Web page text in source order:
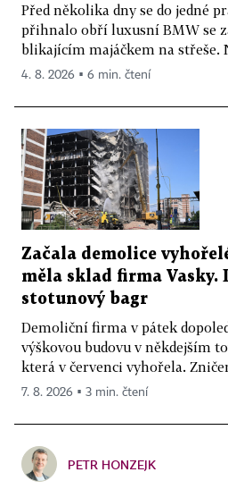
Před několika dny se do jedné
přihnalo obří luxusní BMW se
blikajícím majáčkem na střeše.
4. 8. 2026 ▪ 6 min. čtení
Začala demolice
měla sklad firma Vasky.
stotunový bagr
Demoliční firma v pátek
výškovou budovu v někdejším
která v červenci vyhořela.
7. 8. 2026 ▪ 3 min. čtení
PETR HONZEJK